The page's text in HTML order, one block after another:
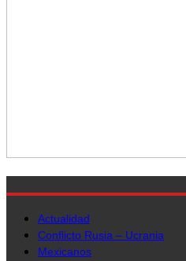
Actualidad
Conflicto Rusia – Ucrania
Mexicanos